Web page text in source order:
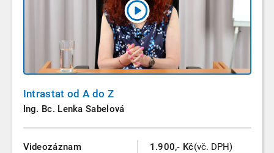
Intrastat od A do Z
Ing. Bc. Lenka Sabelová
Videozáznam
1.900,- Kč(vč. DPH)